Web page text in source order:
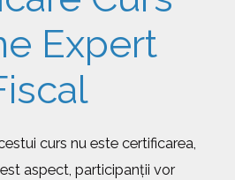
Expert
curs nu este certificarea,
aspect, participanții vor